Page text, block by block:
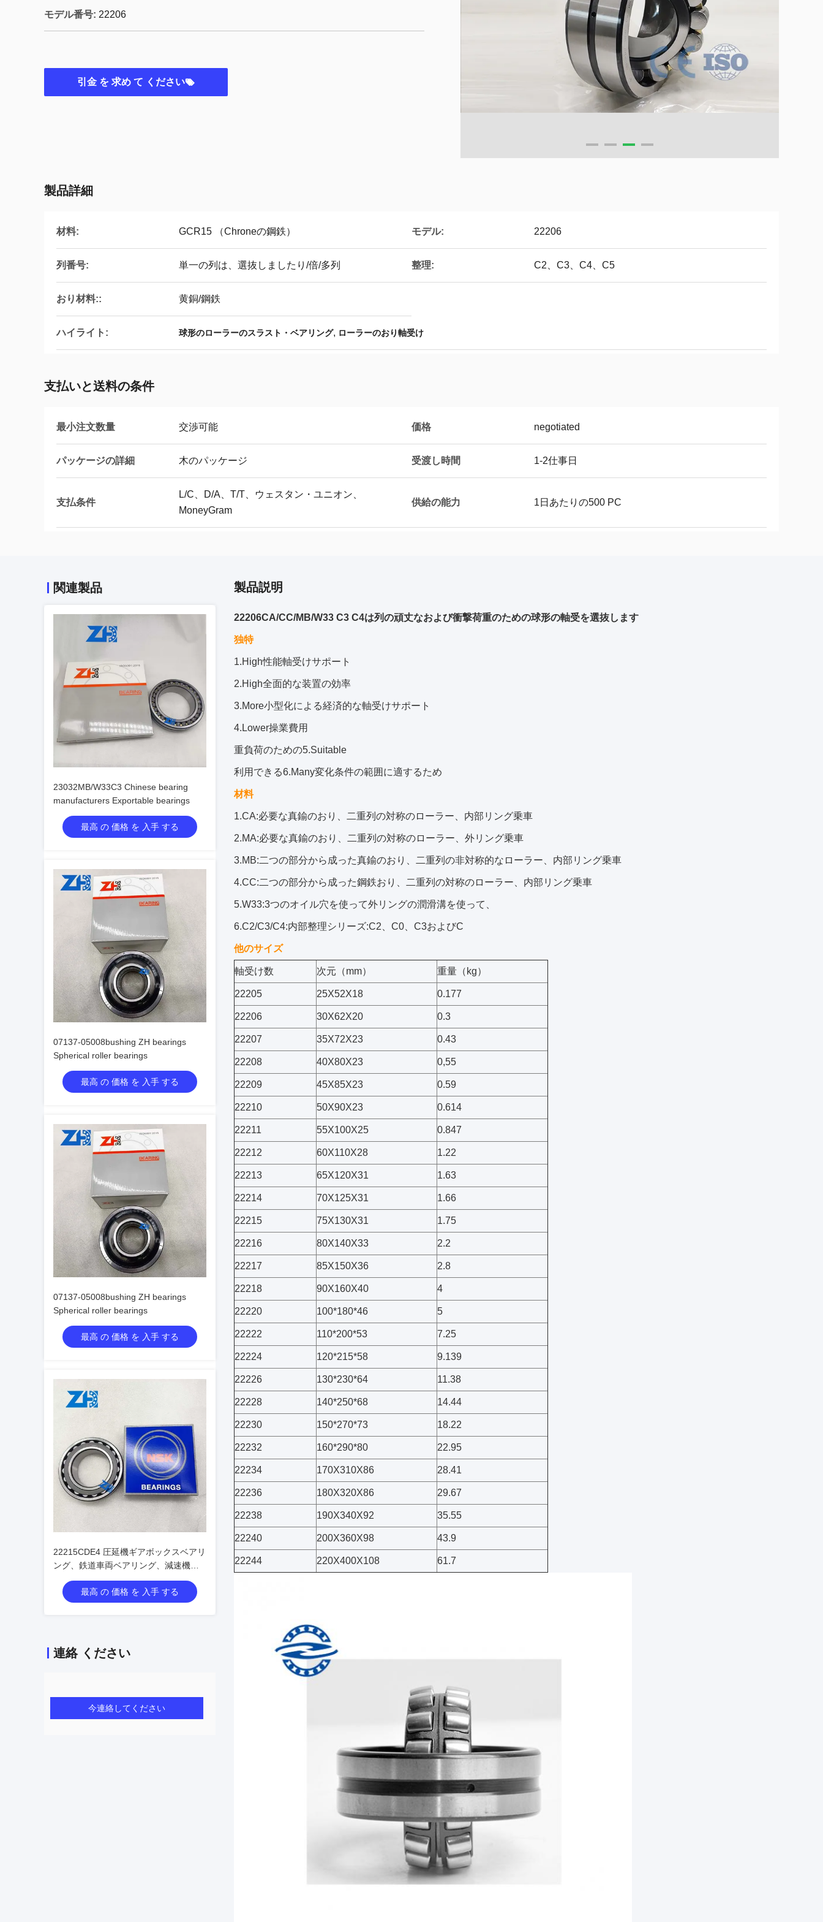
モデル番号: 22206
引金 を 求め て ください
製品詳細
材料: GCR15 （Chroneの鋼鉄） モデル: 22206
列番号: 単一の列は、選抜しましたり/倍/多列 整理: C2、C3、C4、C5
おり材料:: 黄銅/鋼鉄
ハイライト: 球形のローラーのスラスト・ベアリング, ローラーのおり軸受け
支払いと送料の条件
最小注文数量 交渉可能 価格 negotiated
パッケージの詳細 木のパッケージ 受渡し時間 1-2仕事日
支払条件
L/C、D/A、T/T、ウェスタン・ユニオン、
MoneyGram
供給の能力 1日あたりの500 PC
関連製品
23032MB/W33C3 Chinese bearing
manufacturers Exportable bearings
最高 の 価格 を 入手 する
07137-05008bushing ZH bearings
Spherical roller bearings
最高 の 価格 を 入手 する
07137-05008bushing ZH bearings
Spherical roller bearings
最高 の 価格 を 入手 する
22215CDE4 圧延機ギアボックスベアリ
ング、鉄道車両ベアリング、減速機ベ
アリング、製紙機械ベアリング、自動
調心ころ軸受最高 の 価格 を 入手 する
連絡 ください
今連絡してください
製品説明
22206CA/CC/MB/W33 C3 C4は列の頑丈なおよび衝撃荷重のための球形の軸受を選抜します
独特
1.High性能軸受けサポート
2.High全面的な装置の効率
3.More小型化による経済的な軸受けサポート
4.Lower操業費用
重負荷のための5.Suitable
利用できる6.Many変化条件の範囲に適するため
材料
1.CA:必要な真鍮のおり、二重列の対称のローラー、内部リング乗車
2.MA:必要な真鍮のおり、二重列の対称のローラー、外リング乗車
3.MB:二つの部分から成った真鍮のおり、二重列の非対称的なローラー、内部リング乗車
4.CC:二つの部分から成った鋼鉄おり、二重列の対称のローラー、内部リング乗車
5.W33:3つのオイル穴を使って外リングの潤滑溝を使って、
6.C2/C3/C4:内部整理シリーズ:C2、C0、C3およびC
他のサイズ
軸受け数 次元（mm） 重量（kg）
22205 25X52X18 0.177
22206 30X62X20 0.3
22207 35X72X23 0.43
22208 40X80X23 0,55
22209 45X85X23 0.59
22210 50X90X23 0.614
22211 55X100X25 0.847
22212 60X110X28 1.22
22213 65X120X31 1.63
22214 70X125X31 1.66
22215 75X130X31 1.75
22216 80X140X33 2.2
22217 85X150X36 2.8
22218 90X160X40 4
22220 100*180*46 5
22222 110*200*53 7.25
22224 120*215*58 9.139
22226 130*230*64 11.38
22228 140*250*68 14.44
22230 150*270*73 18.22
22232 160*290*80 22.95
22234 170X310X86 28.41
22236 180X320X86 29.67
22238 190X340X92 35.55
22240 200X360X98 43.9
22244 220X400X108 61.7